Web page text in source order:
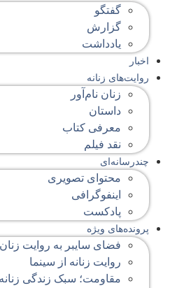
گفتگو
گزارش
یادداشت
اخبار
روایت‌های زنانه
زنان نام‌آور
داستان
معرفی کتاب
نقد فیلم
چندرسانه‌ای
محتوای تصویری
اینفوگرافی
پادکست
پرونده‌های ویژه
فضای سایبر به روایت زنان
روایت زنانه از سینما
مقاومت؛ سبک زندگی زنانه